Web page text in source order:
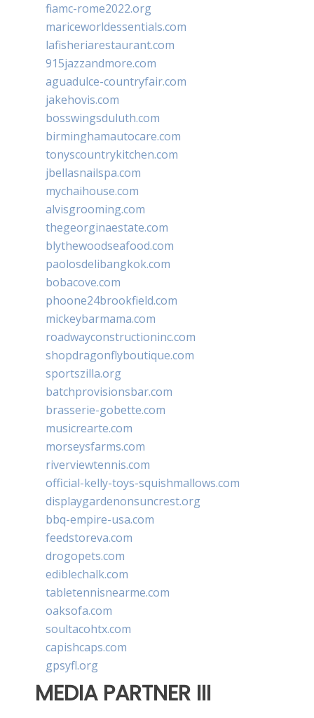
fiamc-rome2022.org
mariceworldessentials.com
lafisheriarestaurant.com
915jazzandmore.com
aguadulce-countryfair.com
jakehovis.com
bosswingsduluth.com
birminghamautocare.com
tonyscountrykitchen.com
jbellasnailspa.com
mychaihouse.com
alvisgrooming.com
thegeorginaestate.com
blythewoodseafood.com
paolosdelibangkok.com
bobacove.com
phoone24brookfield.com
mickeybarmama.com
roadwayconstructioninc.com
shopdragonflyboutique.com
sportszilla.org
batchprovisionsbar.com
brasserie-gobette.com
musicrearte.com
morseysfarms.com
riverviewtennis.com
official-kelly-toys-squishmallows.com
displaygardenonsuncrest.org
bbq-empire-usa.com
feedstoreva.com
drogopets.com
ediblechalk.com
tabletennisnearme.com
oaksofa.com
soultacohtx.com
capishcaps.com
gpsyfl.org
MEDIA PARTNER III